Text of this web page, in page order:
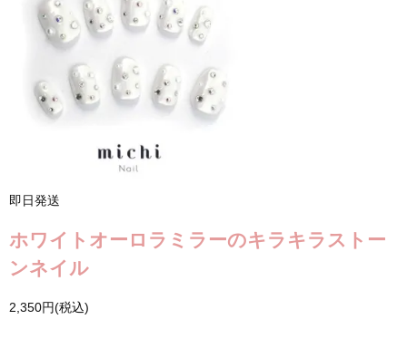
即日発送
ホワイトオーロラミラーのキラキラストー
ンネイル
2,350円(税込)